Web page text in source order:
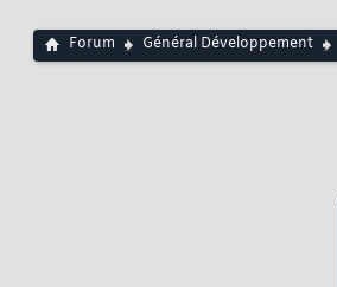
Forum Général Développement